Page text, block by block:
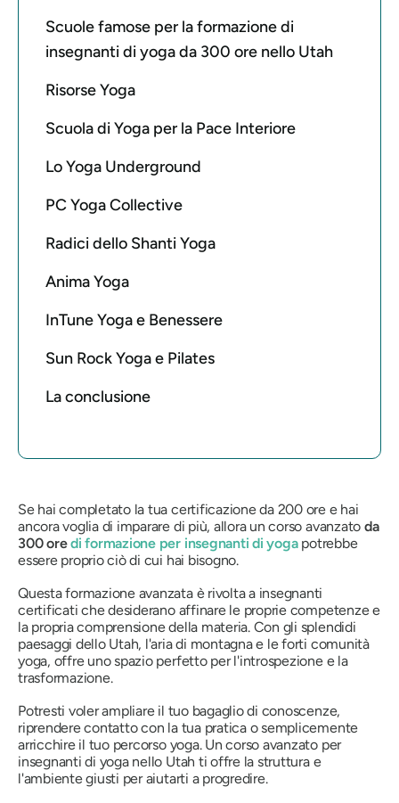
Scuole famose per la formazione di
insegnanti di yoga da 300 ore nello Utah
Risorse Yoga
Scuola di Yoga per la Pace Interiore
Lo Yoga Underground
PC Yoga Collective
Radici dello Shanti Yoga
Anima Yoga
InTune Yoga e Benessere
Sun Rock Yoga e Pilates
La conclusione
Se hai completato la tua certificazione da 200 ore e hai
ancora voglia di imparare di più, allora un corso avanzato da
300 oredi formazione per insegnanti di yogapotrebbe
essere proprio ciò di cui hai bisogno.
Questa formazione avanzata è rivolta a insegnanti
certificati che desiderano affinare le proprie competenze e
la propria comprensione della materia. Con gli splendidi
paesaggi dello Utah, l'aria di montagna e le forti comunità
yoga, offre uno spazio perfetto per l'introspezione e la
trasformazione.
Potresti voler ampliare il tuo bagaglio di conoscenze,
riprendere contatto con la tua pratica o semplicemente
arricchire il tuo percorso yoga. Un corso avanzato per
insegnanti di yoga nello Utah ti offre la struttura e
l'ambiente giusti per aiutarti a progredire.